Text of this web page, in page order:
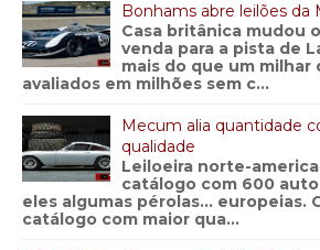
Bonhams abre leilões da
Casa britânica mudou
venda para a pista de
mais do que um milhar
avaliados em milhões sem c...
Mecum alia quantidade
qualidade
Leiloeira norte-
catálogo com 600
eles algumas pérolas… europeias.
catálogo com maior qua...